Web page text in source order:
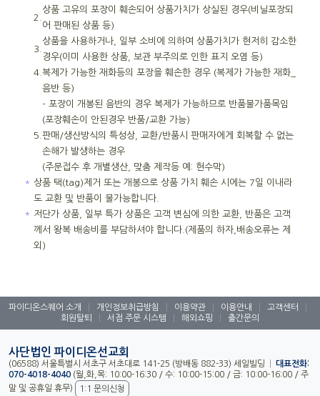
2.
상품 고유의 포장이 훼손되어 상품가치가 상실된 경우(비닐포장되
어 판매된 상품 등)
3.
상품을 사용하거나, 일부 소비에 의하여 상품가치가 현저히 감소한
경우(이미 사용한 상품, 보관 부주의로 인한 표지 오염 등)
4. 복제가 가능한 재화등의 포장을 훼손한 경우 (복제가 가능한 재화_
음반 등)
- 포장이 개봉된 음반의 경우 복제가 가능하므로 반품불가품목임
(포장훼손이 안된경우 반품/교환 가능)
5. 판매/생산방식의 특성상, 교환/반품시 판매자에게 회복할 수 없는
손해가 발생하는 경우
(주문접수 후 개별생산, 맞춤 제작등 예: 현수막)
＊ 상품 택(tag)제거 또는 개봉으로 상품 가치 훼손 시에는 7일 이내라
도 교환 및 반품이 불가능합니다.
＊ 저단가 상품, 일부 특가 상품은 고객 변심에 의한 교환, 반품은 고객
께서 왕복 배송비를 부담하셔야 합니다.(제품의 하자,배송오류는 제
외)
파이디온스퀘어 소개 개인정보취급방침 이용약관 이용안내 고객센터
회원탈퇴
서점 주문 시스템 해외쇼핑 출간문의
사단법인 파이디온선교회
(06588) 서울특별시 서초구 서초대로 141-25 (방배동 882-33) 세일빌딩
대표전화:
070-4018-4040 (월,화,목: 10:00-16:30 / 수: 10:00-15:00 / 금: 10:00-16:00 / 주
말 및 공휴일 휴무)
1:1 문의신청